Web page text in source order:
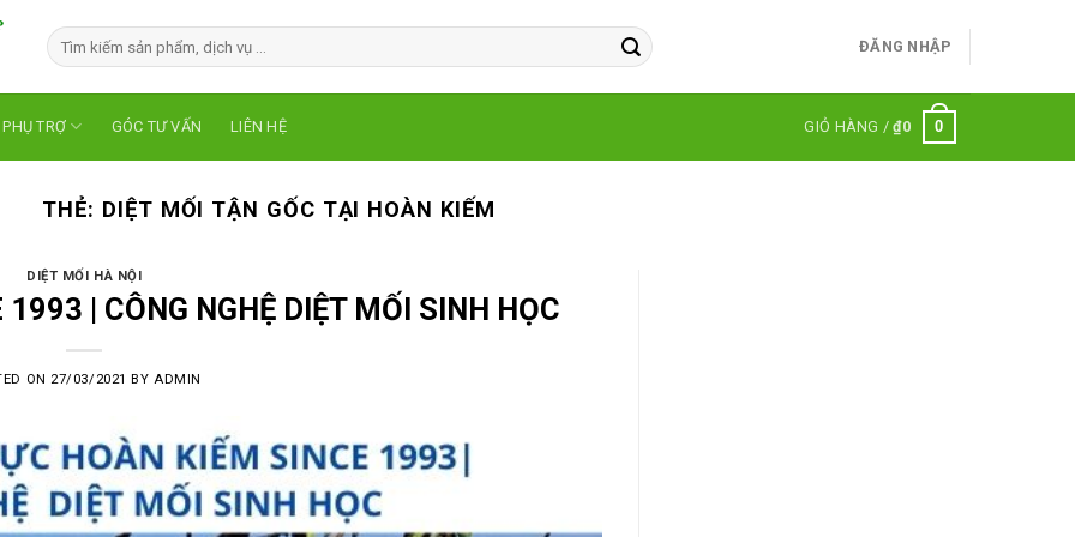
ĐĂNG NHẬP
TRỢ GÓC TƯ VẤN LIÊN HỆ GIỎ HÀNG /₫0 0
THẺ: DIỆT MỐI TẬN GỐC TẠI HOÀN KIẾM
DIỆT MỐI HÀ NỘI
| CÔNG NGHỆ DIỆT MỐI SINH HỌC
ON 27/03/2021 BY ADMIN